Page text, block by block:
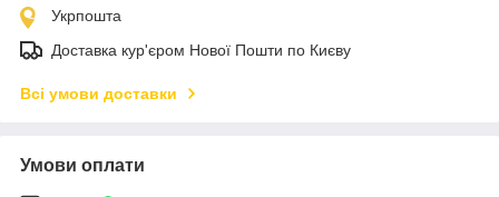
Укрпошта
Доставка кур'єром Нової Пошти по Києву
Всі умови доставки
Умови оплати